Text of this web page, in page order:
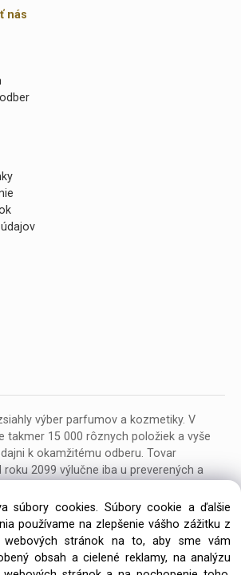
nás
výber parfumov a kozmetiky. V
takmer 15 000 rôznych položiek a vyše
k okamžitému odberu. Tovar
2099 výlučne iba u preverených a
súbory cookies. Súbory cookie a ďalšie
používame na zlepšenie vášho zážitku z
webových stránok na to, aby sme vám
obsah a cielené reklamy, na analýzu